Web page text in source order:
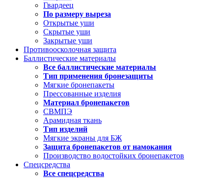
Гвардеец
По размеру выреза
Открытые уши
Скрытые уши
Закрытые уши
Противоосколочная защита
Баллистические материалы
Все баллистические материалы
Тип применения бронезащиты
Мягкие бронепакеты
Прессованные изделия
Материал бронепакетов
СВМПЭ
Арамидная ткань
Тип изделий
Мягкие экраны для БЖ
Защита бронепакетов от намокания
Производство водостойких бронепакетов
Спецсредства
Все спецсредства